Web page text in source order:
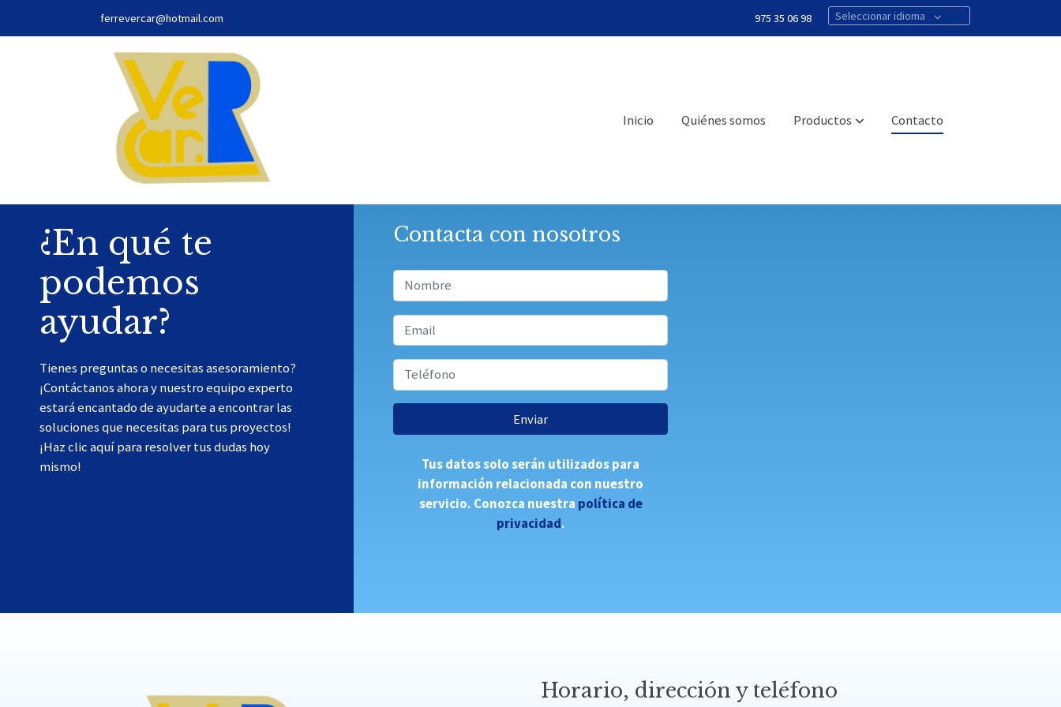
ferrevercar@hotmail.com 975 35 06 98 Seleccionar idioma
Inicio Quiénes somos Productos Contacto
¿En qué te
podemos
ayudar?
Tienes preguntas o necesitas asesoramiento?
¡Contáctanos ahora y nuestro equipo experto
estará encantado de ayudarte a encontrar las
soluciones que necesitas para tus proyectos!
¡Haz clic aquí para resolver tus dudas hoy
mismo!
Contacta con nosotros
Enviar
Tus datos solo serán utilizados para
información relacionada con nuestro
servicio. Conozca nuestra política de
privacidad.
Horario, dirección y teléfono